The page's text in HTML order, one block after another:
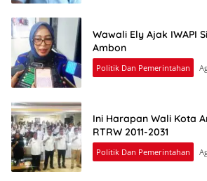
Wawali Ely Ajak IWAPI
Ambon
Politik Dan Pemerintahan
Ini Harapan Wali Kota
RTRW 2011-2031
Politik Dan Pemerintahan